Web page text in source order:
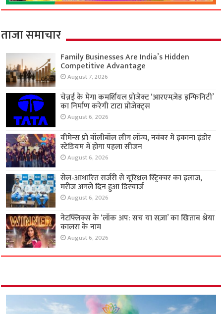
ताजा समाचार
Family Businesses Are India’s Hidden
Competitive Advantage
August 7, 2026
चेन्नई के मेगा कमर्शियल प्रोजेक्ट ‘आरएमज़ेड इन्फिनिटी’
का निर्माण करेगी टाटा प्रोजेक्ट्स
August 6, 2026
वीमेन्स प्रो वॉलीबॉल लीग लॉन्च, नवंबर में इकाना इंडोर
स्टेडियम में होगा पहला सीजन
August 6, 2026
सेल-आधारित सर्जरी से यूरिथ्रल स्ट्रिक्चर का इलाज,
मरीज अगले दिन हुआ डिस्चार्ज
August 6, 2026
नेटफ्लिक्स के ‘लॉक अप: सच या सज़ा’ का खिताब श्रेया
कालरा के नाम
August 6, 2026